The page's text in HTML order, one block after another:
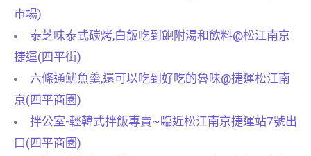
市場)
泰芝味泰式碳烤,白飯吃到飽附湯和飲料@松江南京
捷運(四平街)
六條通魷魚羹,還可以吃到好吃的魯味@捷運松江南
京(四平商圈)
拌公室-輕韓式拌飯專賣~臨近松江南京捷運站7號出
口(四平商圈)